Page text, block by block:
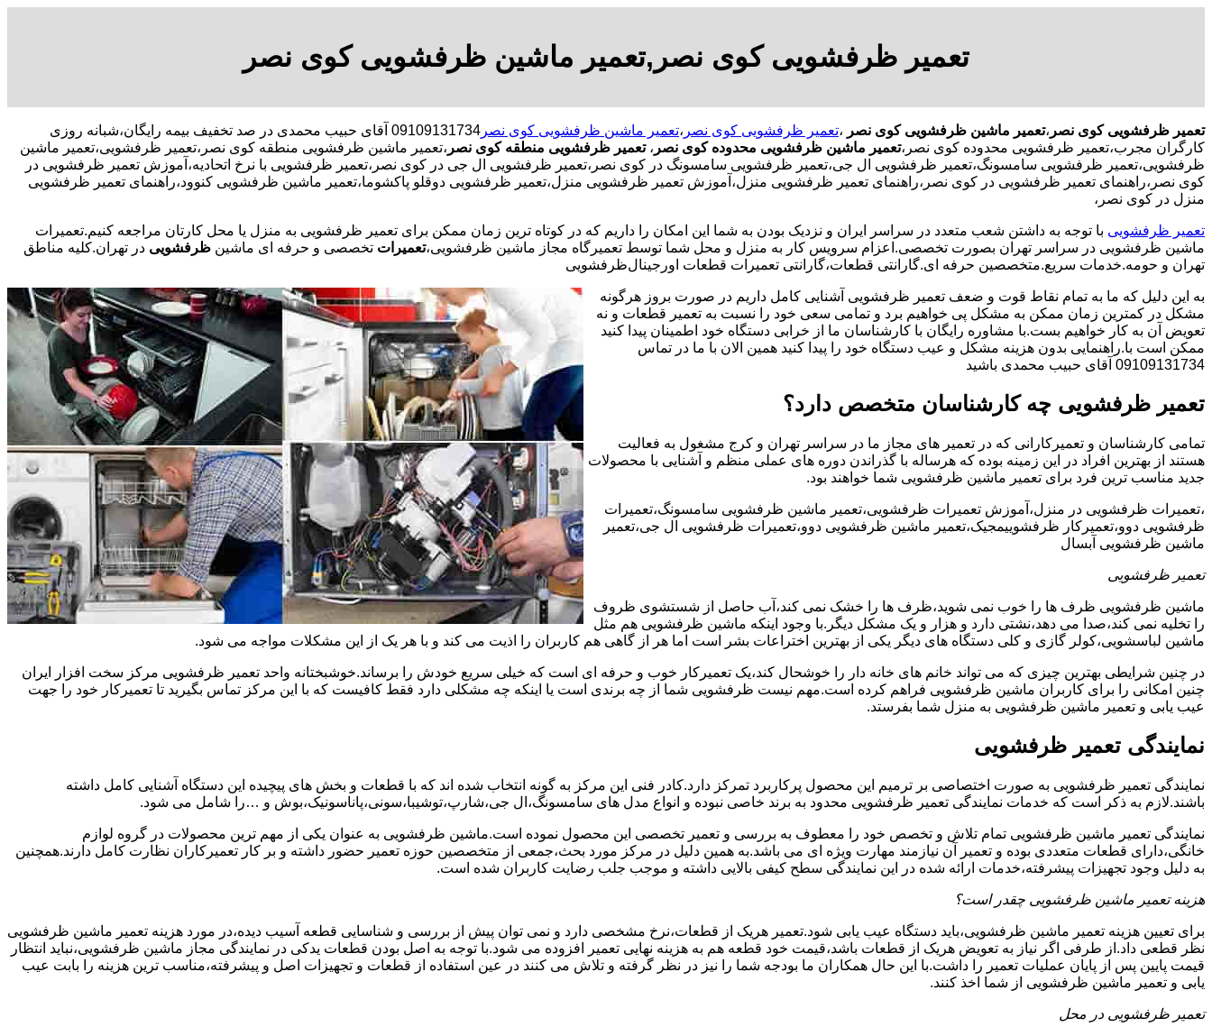
تعمیر ظرفشویی کوی نصر,تعمیر ماشین ظرفشویی کوی نصر
تعمیر ظرفشویی کوی نصر ،تعمیر ماشین ظرفشویی کوی نصر ،تعمیر ظرفشویی کوی نصر ،تعمیر ماشین ظرفشویی کوی نصر
09109131734 آقای حبیب محمدی در صد تخفیف بیمه رایگان،شبانه روزی
کارگران مجرب،تعمیر ظرفشویی محدوده کوی نصر،تعمیر ماشین ظرفشویی محدوده کوی نصر ، تعمیر ظرفشویی منطقه کوی نصر ،تعمیر ماشین ظرفشویی منطقه کوی نصر،تعمیر ظرفشویی،تعمیر ماشین
ظرفشویی،تعمیر ظرفشویی سامسونگ،تعمیر ظرفشویی ال جی،تعمیر ظرفشویی سامسونگ در کوی نصر،تعمیر ظرفشویی ال جی در کوی نصر،تعمیر ظرفشویی با نرخ اتحادیه،آموزش تعمیر ظرفشویی در
کوی نصر،راهنمای تعمیر ظرفشویی در کوی نصر،راهنمای تعمیر ظرفشویی منزل،آموزش تعمیر ظرفشویی منزل،تعمیر ظرفشویی دوقلو پاکشوما،تعمیر ماشین ظرفشویی کنوود،راهنمای تعمیر ظرفشویی
منزل در کوی نصر،
تعمیر ظرفشویی با توجه به داشتن شعب متعدد در سراسر ایران و نزدیک بودن به شما این امکان را داریم که در کوتاه ترین زمان ممکن برای تعمیر ظرفشویی به منزل یا محل کارتان مراجعه کنیم.تعمیرات
ماشین ظرفشویی در سراسر تهران بصورت تخصصی.اعزام سرویس کار به منزل و محل شما توسط تعمیرگاه مجاز ماشین ظرفشویی،تعمیرات تخصصی و حرفه ای ماشین ظرفشویی در تهران.کلیه مناطق
تهران و حومه.خدمات سریع.متخصصین حرفه ای.گارانتی قطعات،گارانتی تعمیرات قطعات اورجینالظرفشویی
به این دلیل که ما به تمام نقاط قوت و ضعف تعمیر ظرفشویی آشنایی کامل داریم در صورت بروز هرگونه
مشکل در کمترین زمان ممکن به مشکل پی خواهیم برد و تمامی سعی خود را نسبت به تعمیر قطعات و نه
تعویض آن به کار خواهیم بست.با مشاوره رایگان با کارشناسان ما از خرابی دستگاه خود اطمینان پیدا کنید
ممکن است با.راهنمایی بدون هزینه مشکل و عیب دستگاه خود را پیدا کنید همین الان با ما در تماس
09109131734 آقای حبیب محمدی باشید
تعمیر ظرفشویی چه کارشناسان متخصص دارد؟
تمامی کارشناسان و تعمیرکارانی که در تعمیر های مجاز ما در سراسر تهران و کرج مشغول به فعالیت
هستند از بهترین افراد در این زمینه بوده که هرساله با گذراندن دوره های عملی منظم و آشنایی با محصولات
جدید مناسب ترین فرد برای تعمیر ماشین ظرفشویی شما خواهند بود.
،تعمیرات ظرفشویی در منزل،آموزش تعمیرات ظرفشویی،تعمیر ماشین ظرفشویی سامسونگ،تعمیرات
ظرفشویی دوو،تعمیرکار ظرفشوییمجیک،تعمیر ماشین ظرفشویی دوو،تعمیرات ظرفشویی ال جی،تعمیر
ماشین ظرفشویی آبسال
تعمیر ظرفشویی
ماشین ظرفشویی ظرف ها را خوب نمی شوید،ظرف ها را خشک نمی کند،آب حاصل از شستشوی ظروف
را تخلیه نمی کند،صدا می دهد،نشتی دارد و هزار و یک مشکل دیگر.با وجود اینکه ماشین ظرفشویی هم مثل
ماشین لباسشویی،کولر گازی و کلی دستگاه های دیگر یکی از بهترین اختراعات بشر است اما هر از گاهی هم کاربران را اذیت می کند و با هر یک از این مشکلات مواجه می شود.
در چنین شرایطی بهترین چیزی که می تواند خانم های خانه دار را خوشحال کند،یک تعمیرکار خوب و حرفه ای است که خیلی سریع خودش را برساند.خوشبختانه واحد تعمیر ظرفشویی مرکز سخت افزار ایران
چنین امکانی را برای کاربران ماشین ظرفشویی فراهم کرده است.مهم نیست ظرفشویی شما از چه برندی است یا اینکه چه مشکلی دارد فقط کافیست که با این مرکز تماس بگیرید تا تعمیرکار خود را جهت
عیب یابی و تعمیر ماشین ظرفشویی به منزل شما بفرستد.
نمایندگی تعمیر ظرفشویی
نمایندگی تعمیر ظرفشویی به صورت اختصاصی بر ترمیم این محصول پرکاربرد تمرکز دارد.کادر فنی این مرکز به گونه انتخاب شده اند که با قطعات و بخش های پیچیده این دستگاه آشنایی کامل داشته
باشند.لازم به ذکر است که خدمات نمایندگی تعمیر ظرفشویی محدود به برند خاصی نبوده و انواع مدل های سامسونگ،ال جی،شارپ،توشیبا،سونی،پاناسونیک،بوش و …را شامل می شود.
نمایندگی تعمیر ماشین ظرفشویی تمام تلاش و تخصص خود را معطوف به بررسی و تعمیر تخصصی این محصول نموده است.ماشین ظرفشویی به عنوان یکی از مهم ترین محصولات در گروه لوازم
خانگی،دارای قطعات متعددی بوده و تعمیر آن نیازمند مهارت ویژه ای می باشد.به همین دلیل در مرکز مورد بحث،جمعی از متخصصین حوزه تعمیر حضور داشته و بر کار تعمیرکاران نظارت کامل دارند.همچنین
به دلیل وجود تجهیزات پیشرفته،خدمات ارائه شده در این نمایندگی سطح کیفی بالایی داشته و موجب جلب رضایت کاربران شده است.
هزینه تعمیر ماشین ظرفشویی چقدر است؟
برای تعیین هزینه تعمیر ماشین ظرفشویی،باید دستگاه عیب یابی شود.تعمیر هریک از قطعات،نرخ مشخصی دارد و نمی توان پیش از بررسی و شناسایی قطعه آسیب دیده،در مورد هزینه تعمیر ماشین ظرفشویی
نظر قطعی داد.از طرفی اگر نیاز به تعویض هریک از قطعات باشد،قیمت خود قطعه هم به هزینه نهایی تعمیر افزوده می شود.با توجه به اصل بودن قطعات یدکی در نمایندگی مجاز ماشین ظرفشویی،نباید انتظار
قیمت پایین پس از پایان عملیات تعمیر را داشت.با این حال همکاران ما بودجه شما را نیز در نظر گرفته و تلاش می کنند در عین استفاده از قطعات و تجهیزات اصل و پیشرفته،مناسب ترین هزینه را بابت عیب
یابی و تعمیر ماشین ظرفشویی از شما اخذ کنند.
تعمیر ظرفشویی در محل